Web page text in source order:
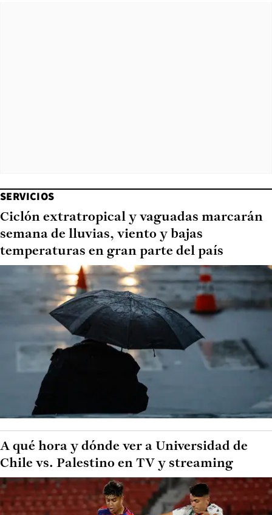
SERVICIOS
Ciclón extratropical y vaguadas marcarán
semana de lluvias, viento y bajas
temperaturas en gran parte del país
A qué hora y dónde ver a Universidad de
Chile vs. Palestino en TV y streaming